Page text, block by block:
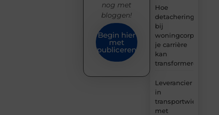
Hoe
detachering
bij
woningcorporaties
je carrière
kan
transformeren
Leverancier
in
transportwielen
met
nog met
bloggen!
Begin hier
met
publiceren